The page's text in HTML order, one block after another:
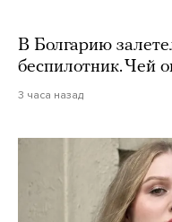
В Болгарию
беспилотник. Чей
3 часа назад